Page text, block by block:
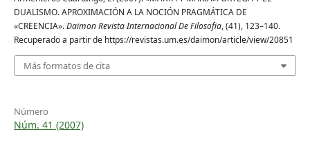
DUALISMO. APROXIMACIÓN A LA NOCIÓN PRAGMÁTICA DE
«CREENCIA».Daimon Revista Internacional De Filosofia, (41), 123–140.
Recuperado a partir de https://revistas.um.es/daimon/article/view/20851
Más formatos de cita
Número
Núm. 41 (2007)